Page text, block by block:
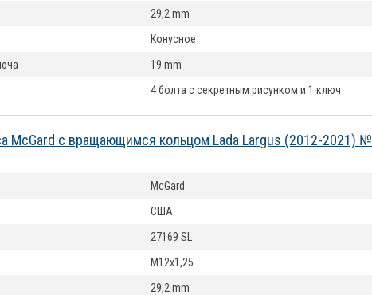
29,2 mm
Конусное
19 mm
4 болта с секретным рисунком и 1 ключ
McGard с вращающимся кольцом Lada Largus (2012-2021) №
McGard
США
27169 SL
M12x1,25
29,2 mm